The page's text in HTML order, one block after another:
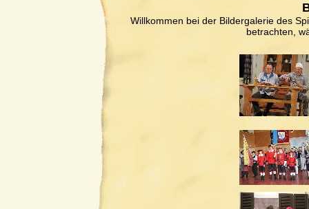
Willkommen bei der Bildergalerie des
betrachten,